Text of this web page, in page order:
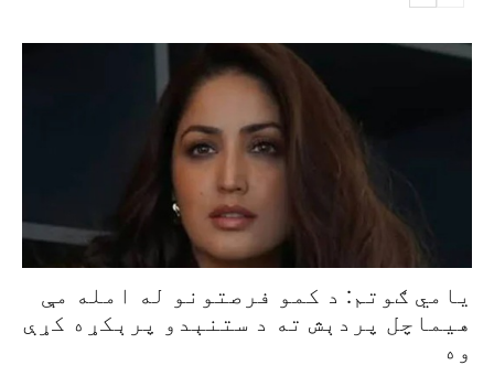
یامي ګوتم: د کمو فرصتونو له امله مې
هیماچل پردېش ته د ستنېدو پرېکړه کړې
وه